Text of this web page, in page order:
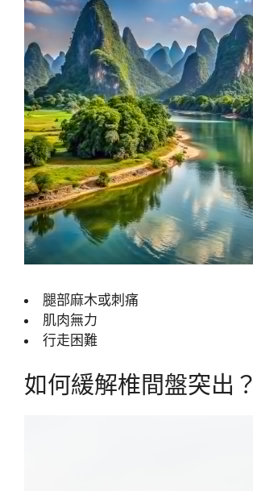
腿部麻木或刺痛
肌肉無力
行走困難
如何緩解椎間盤突出？